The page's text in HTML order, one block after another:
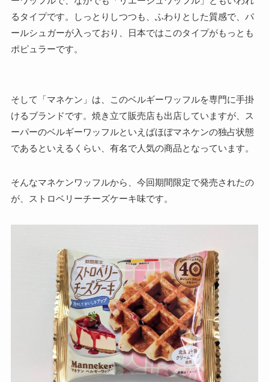
るタイプです。しっとりしつつも、ふわりとした質感で、パ
ールシュガーが入っており、日本ではこのタイプがもっとも
ポピュラーです。
そして「マネケン」は、このベルギーワッフルを専門に手掛
けるブランドです。焼き立て販売店も出店していますが、ス
ーパーのベルギーワッフルといえばほぼマネケンの独占状態
であるといえるくらい、有名で人気の商品となっています。
そんなマネケンワッフルから、今回期間限定で発売されたの
が、ストロベリーチーズケーキ味です。